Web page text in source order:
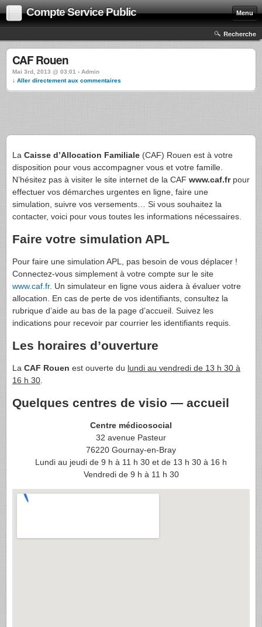
Compte Service Public Menu
Recherche
CAF Rouen
Mai 3rd, 2013 @ 03:01 › Admin
↓ Aller directement aux commentaires
La Caisse d’Allocation Familiale (CAF) Rouen est à votre
disposition pour vous accompagner vous et votre famille.
N’hésitez pas à visiter le site internet de la CAF www.caf.frpour
effectuer vos démarches urgentes en ligne, faire une
simulation, suivre vos versements… Si vous souhaitez la
contacter, voici pour vous toutes les informations nécessaires.
Faire votre simulation APL
Pour faire une simulation APL, pas besoin de vous déplacer !
Connectez-vous simplement à votre compte sur le site
www.caf.fr. Un simulateur en ligne vous aidera à évaluer votre
allocation. En cas de perte de vos identifiants, consultez la
rubrique d’aide au bas de la page d’accueil. Suivez les
indications pour recevoir par courrier les identifiants requis.
Les horaires d’ouverture
La CAF Rouen est ouverte du lundi au vendredi de 13 h 30 à
16 h 30
Quelques centres de visio — accueil
Centre médicosocial
32 avenue Pasteur
76220 Gournay-en-Bray
Lundi au jeudi de 9 h à 11 h 30 et de 13 h 30 à 16 h
Vendredi de 9 h à 11 h 30